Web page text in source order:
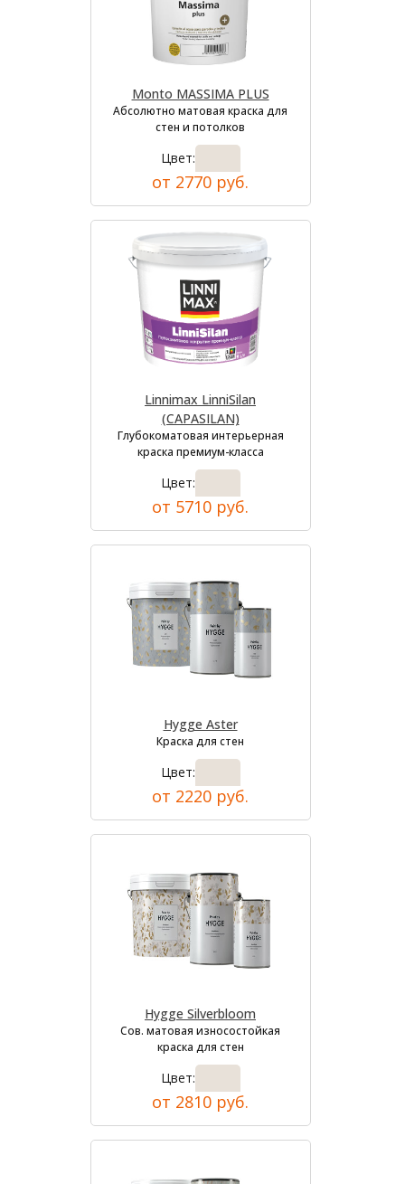
Monto MASSIMA PLUS
Абсолютно матовая краска для
стен и потолков
Цвет:
от 2770 руб.
Linnimax LinniSilan
(CAPASILAN)
Глубокоматовая интерьерная
краска премиум-класса
Цвет:
от 5710 руб.
Hygge Aster
Краска для стен
Цвет:
от 2220 руб.
Hygge Silverbloom
Сов. матовая износостойкая
краска для стен
Цвет:
от 2810 руб.